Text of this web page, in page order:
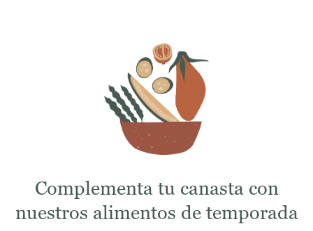
Complementa tu canasta con
nuestros alimentos de temporada